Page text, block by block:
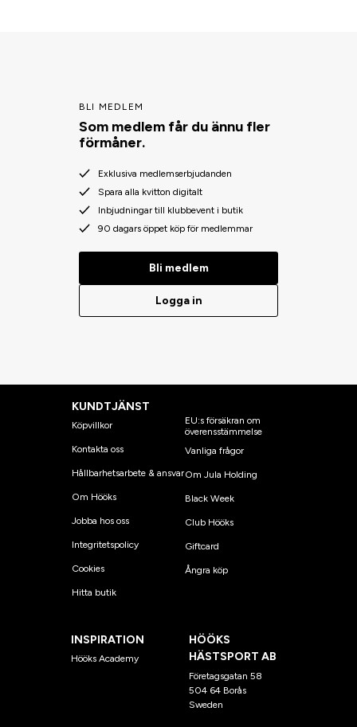
BLI MEDLEM
Som medlem får du ännu fler
förmåner.
Exklusiva medlemserbjudanden
Spara alla kvitton digitalt
Inbjudningar till klubbevent i butik
90 dagars öppet köp för medlemmar
Bli medlem
Logga in
KUNDTJÄNST
Köpvillkor
Kontakta oss
Hållbarhetsarbete & ansvar
Om Hööks
Jobba hos oss
Integritetspolicy
Cookies
Hitta butik
EU:s försäkran om
överensstämmelse
Vanliga frågor
Om Jula Holding
Black Week
Club Hööks
Giftcard
Ångra köp
INSPIRATION
Hööks Academy
HÖÖKS
HÄSTSPORT AB
Företagsgatan 58
504 64 Borås
Sweden